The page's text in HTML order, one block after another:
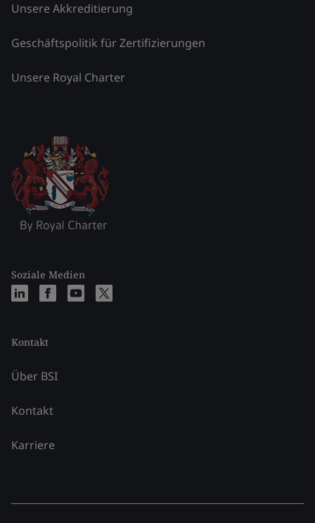
Unsere Akkreditierung
Geschäftspolitik für Zertifizierungen
Unsere Royal Charter
Soziale Medien
Kontakt
Über BSI
Kontakt
Karriere